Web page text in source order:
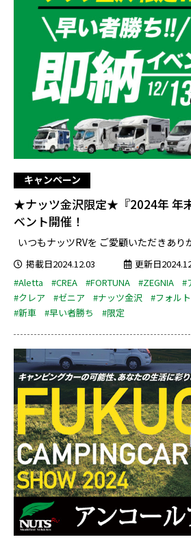
キャンペーン
★ナッツ金沢限定★『2024年 年
ベント開催！
いつもナッツRVを ご愛顧いただきあり
掲載日2024.12.03
更新日
#Aletta
#CREA #FORTUNA #ZEGNIA #
#クレア
#ゼニア #ナッツ金沢 #フォル
#新車
#早い者勝ち #限定